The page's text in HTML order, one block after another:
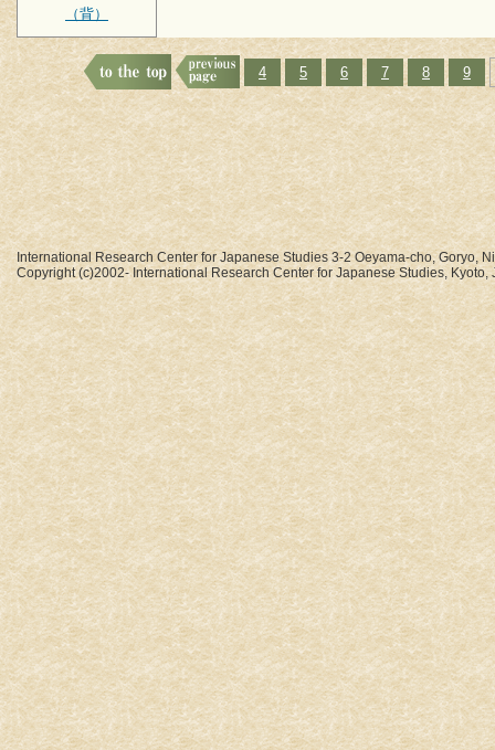
（背）
4 5 6 7 8 9
International Research Center for Japanese Studies 3-2 Oeyama-cho, Goryo,
Copyright (c)2002- International Research Center for Japanese Studies, Kyoto,